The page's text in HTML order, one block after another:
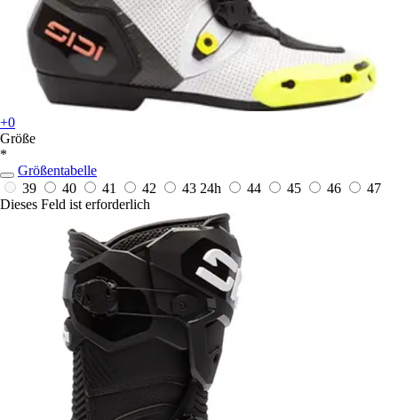
+0
Größe
*
Größentabelle
39
40 41 42 43 24h 44 45 46
47
Dieses Feld ist erforderlich